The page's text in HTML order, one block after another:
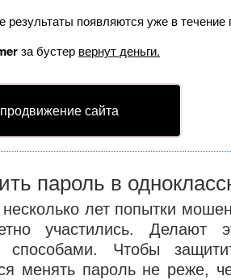
результаты появляются уже в
за бустер вернут деньги.
сайта
пароль в
лет попытки
участились. Делают
способами. Чтобы
менять пароль не реже,